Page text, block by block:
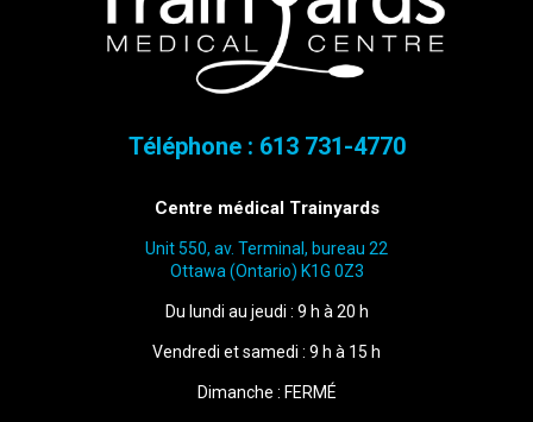
Téléphone : 613 731-4770
Centre médical Trainyards
Unit 550, av. Terminal, bureau 22
Ottawa (Ontario) K1G 0Z3
Du lundi au jeudi : 9 h à 20 h
Vendredi et samedi : 9 h à 15 h
Dimanche : FERMÉ